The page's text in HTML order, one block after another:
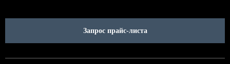
Запрос прайс-листа